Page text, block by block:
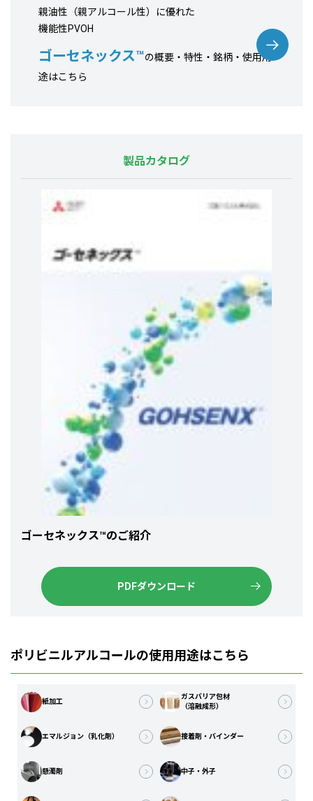
親油性（親アルコール性）に優れた
機能性PVOH
ゴーセネックス™の概要・特性・銘柄・使用用
途はこちら
製品カタログ
ゴーセネックス™のご紹介
PDFダウンロード
ポリビニルアルコールの使用用途はこちら
紙加工
ガスバリア包材
（溶融成形）
エマルジョン（乳化剤） 接着剤・バインダー
懸濁剤 中子・外子